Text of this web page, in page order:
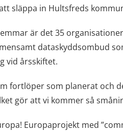
släppa in Hultsfreds
är det 35
dataskyddsombud
vid årsskiftet.
fortlöper som planerat och
gör att vi kommer så
Europaprojekt med